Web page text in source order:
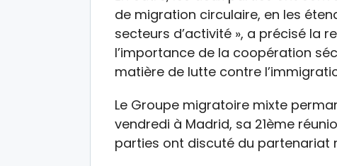
de migration circulaire, en les
secteurs d’activité », a précisé la
l’importance de la coopération
matière de lutte contre
Le Groupe migratoire mixte
vendredi à Madrid, sa 21ème
parties ont discuté du partenariat